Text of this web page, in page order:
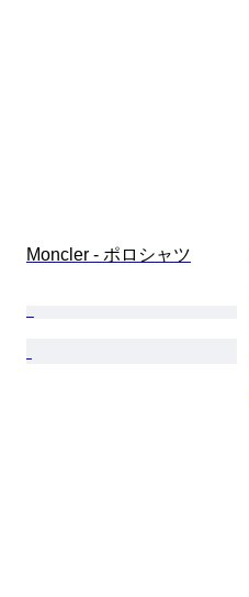
Moncler - ポロシャツ